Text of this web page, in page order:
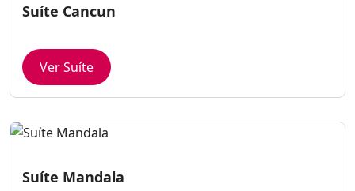
Suíte Cancun
Ver Suíte
Suíte Mandala